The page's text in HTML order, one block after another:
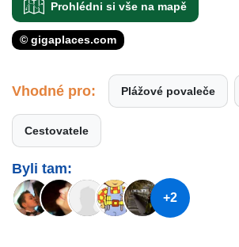
Prohlédni si vše na mapě
© gigaplaces.com
Vhodné pro: Plážové povaleče
Cestovatele
Byli tam:
+2